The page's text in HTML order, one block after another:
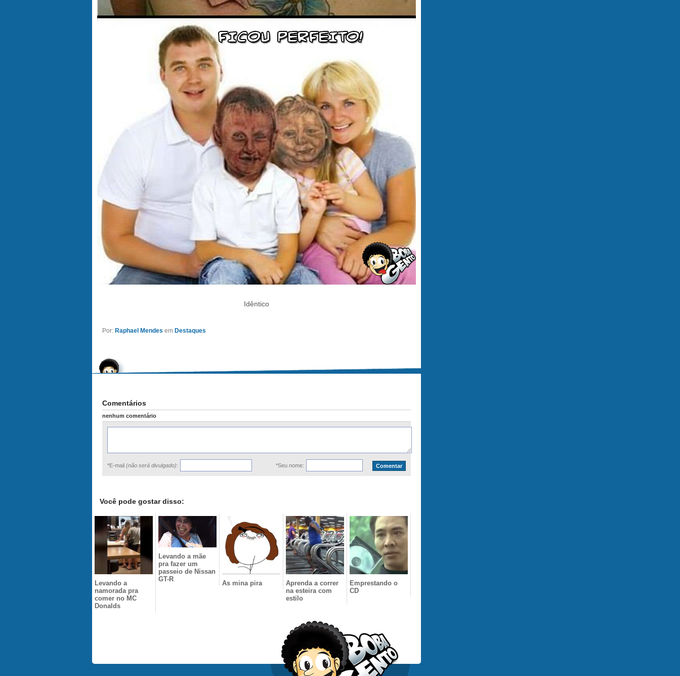
Idêntico
Por: Raphael Mendes em Destaques
Comentários
nenhum comentário
*E-mail (não será divulgado): *Seu nome:
Você pode gostar disso:
Levando a
namorada pra
comer no MC
Donalds
Levando a mãe
pra fazer um
passeio de Nissan
GT-R
As mina pira
Aprenda a correr
na esteira com
estilo
Emprestando o
CD